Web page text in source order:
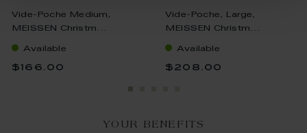
Vide-Poche Medium,
MEISSEN Christm...
Available
$166.00
Vide-Poche, Large,
MEISSEN Christm...
Available
$208.00
YOUR BENEFITS